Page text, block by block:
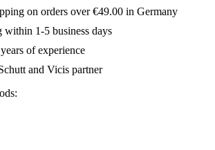
on orders over €49.00 in Germany
within 1-5 business days
of experience
and Vicis partner